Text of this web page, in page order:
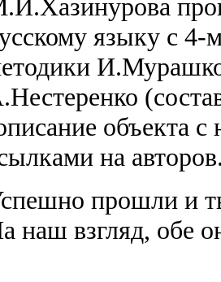
языку с
объекта
на
прошли и
наш взгляд, обе